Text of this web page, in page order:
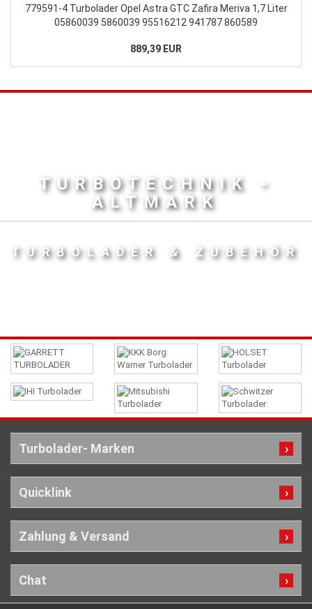
779591-4 Turbolader Opel Astra GTC Zafira Meriva 1,7 Liter
05860039 5860039 95516212 941787 860589
889,39 EUR
TURBOTECHNIK -
ALTMARK
TURBOLADER & ZUBEHÖR
Turbolader- Marken
Quicklink
Zahlung & Versand
Chat